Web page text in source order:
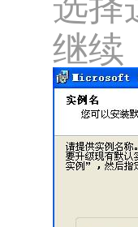
继续